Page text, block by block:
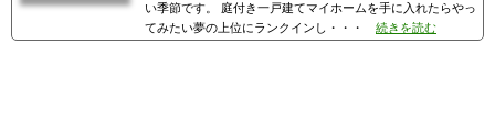
い季節です。 庭付き一戸建てマイホームを手に入れたらやっ
てみたい夢の上位にランクインし・・・ 続きを読む